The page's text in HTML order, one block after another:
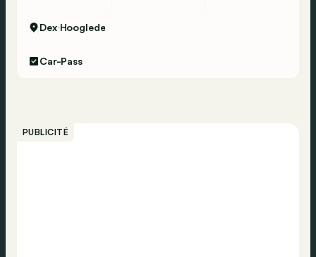
Dex Hooglede
Car-Pass
PUBLICITÉ